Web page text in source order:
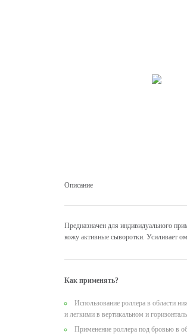
Описание
Предназначен для индивидуального
кожу активные сыворотки. Усиливает
Как применять?
Использование роллера в области
и легкими в вертикальном и
Применение роллера под бровью в